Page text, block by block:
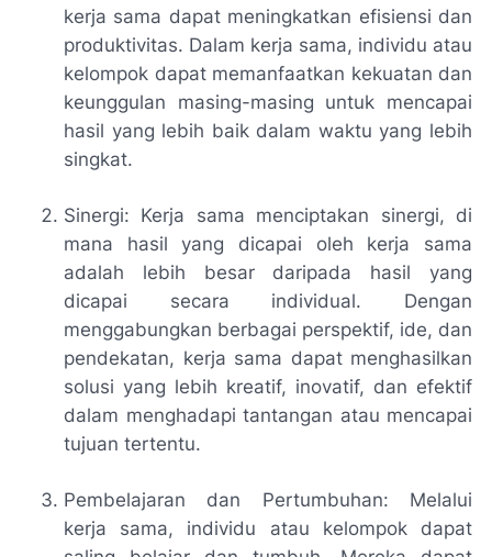
kerja sama dapat meningkatkan efisiensi dan
produktivitas. Dalam kerja sama, individu atau
kelompok dapat memanfaatkan kekuatan dan
keunggulan masing-masing untuk mencapai
hasil yang lebih baik dalam waktu yang lebih
singkat.
Sinergi: Kerja sama menciptakan sinergi, di
mana hasil yang dicapai oleh kerja sama
adalah lebih besar daripada hasil yang
dicapai secara individual. Dengan
menggabungkan berbagai perspektif, ide, dan
pendekatan, kerja sama dapat menghasilkan
solusi yang lebih kreatif, inovatif, dan efektif
dalam menghadapi tantangan atau mencapai
tujuan tertentu.
Pembelajaran dan Pertumbuhan: Melalui
kerja sama, individu atau kelompok dapat